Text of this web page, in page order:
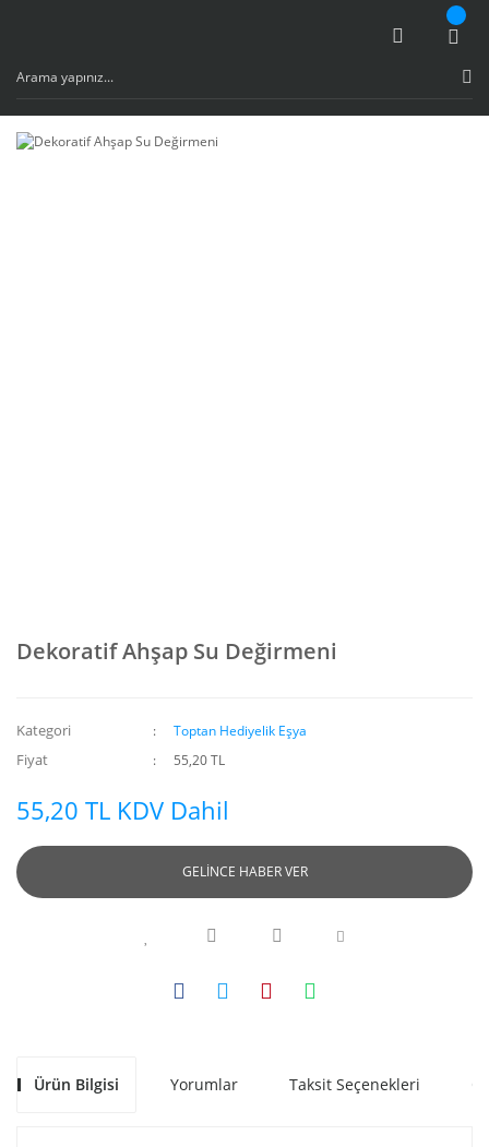
Dekoratif Ahşap Su Değirmeni
Kategori Toptan Hediyelik Eşya
Fiyat 55,20 TL
55,20 TL KDV Dahil
GELİNCE HABER VER
Ürün Bilgisi Yorumlar Taksit Seçenekleri